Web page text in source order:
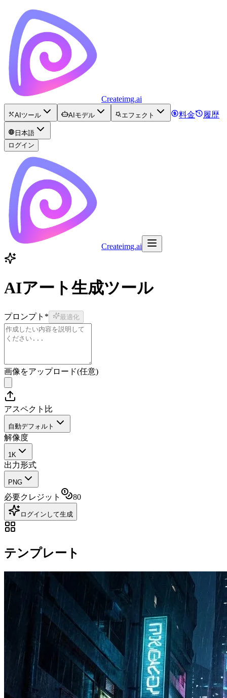
Createimg.ai
AIツール AIモデル エフェクト 料金 履歴
日本語
ログイン
Createimg.ai
AIアート生成ツール
プロンプト * 最適化
画像をアップロード(任意)
アスペクト比
自動デフォルト
解像度
1K
出力形式
PNG
必要クレジット 80
ログインして生成
テンプレート